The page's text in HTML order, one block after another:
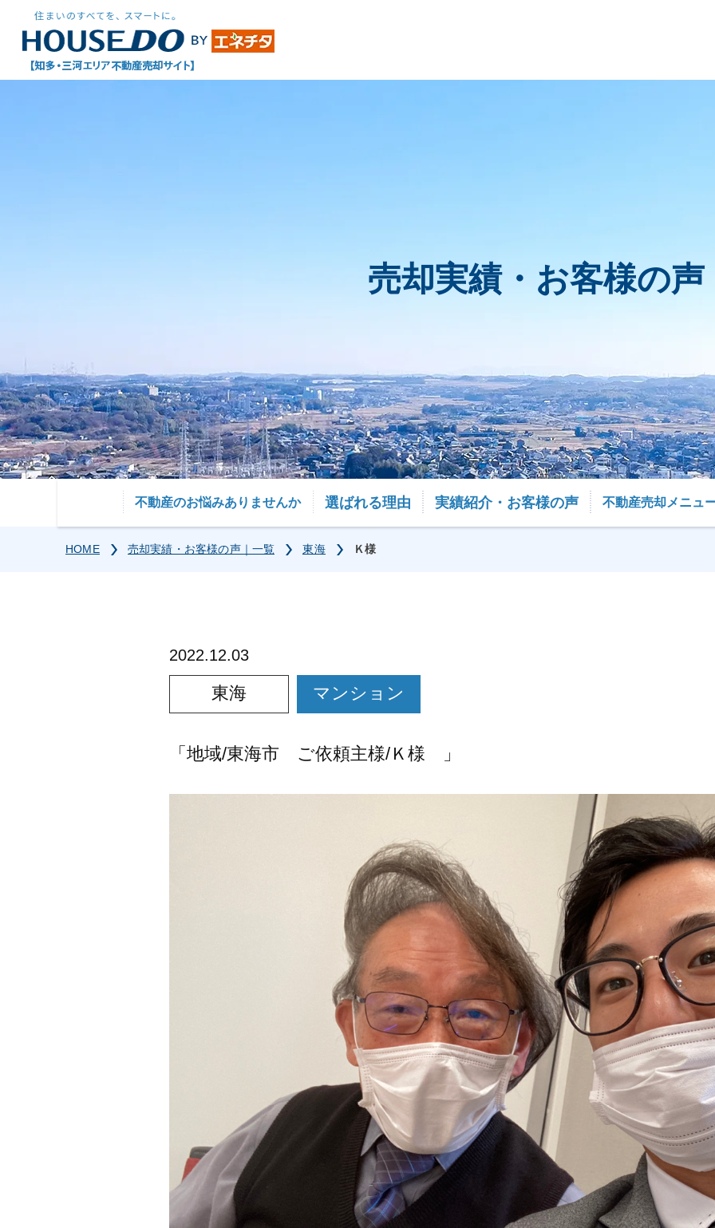
売却実績・お客様の声
不動産のお悩みありませんか 選ばれる理由 実績紹介・お客様の声 不動産売却メニュ
HOME 売却実績・お客様の声｜一覧 東海 Ｋ様
2022.12.03
東海 マンション
「地域/東海市 ご依頼主様/Ｋ様 」